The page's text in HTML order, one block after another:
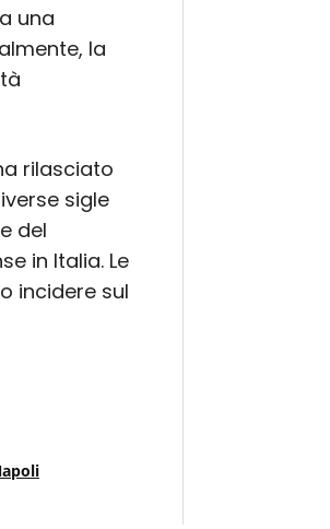
una
la
rilasciato
sigle
del
in Italia. Le
incidere sul